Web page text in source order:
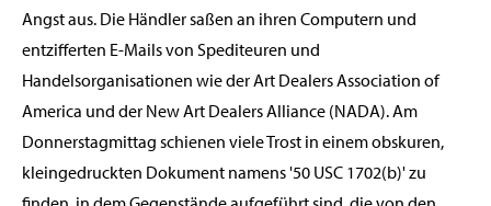
Angst aus. Die Händler saßen an ihren Computern und
entzifferten E-Mails von Spediteuren und
Handelsorganisationen wie der Art Dealers Association of
America und der New Art Dealers Alliance (NADA). Am
Donnerstagmittag schienen viele Trost in einem obskuren,
kleingedruckten Dokument namens '50 USC 1702(b)' zu